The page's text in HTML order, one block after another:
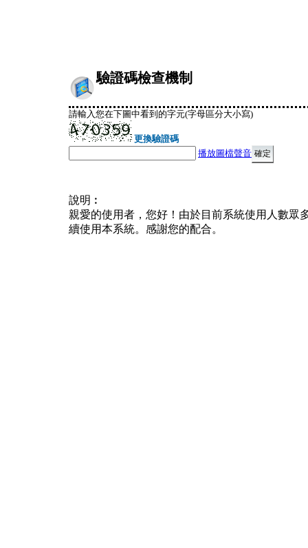
驗證碼檢查機制
請輸入您在下圖中看到的字元(字母區分大小寫)
更換驗證碼
播放圖檔聲音
說明︰
親愛的使用者，您好！由於目前系統使用人數眾
續使用本系統。感謝您的配合。